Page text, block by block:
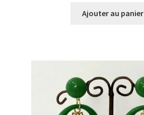
Ajouter au panier